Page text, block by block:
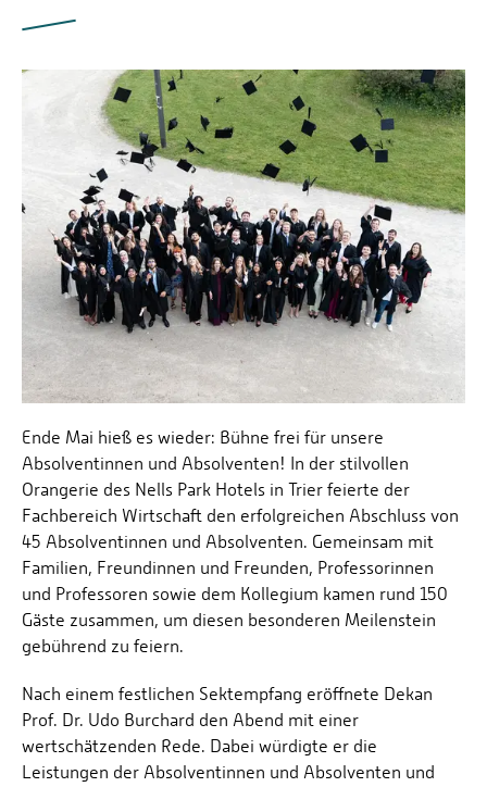
Ende Mai hieß es wieder: Bühne frei für unsere
Absolventinnen und Absolventen! In der stilvollen
Orangerie des Nells Park Hotels in Trier feierte der
Fachbereich Wirtschaft den erfolgreichen Abschluss von
45 Absolventinnen und Absolventen. Gemeinsam mit
Familien, Freundinnen und Freunden, Professorinnen
und Professoren sowie dem Kollegium kamen rund 150
Gäste zusammen, um diesen besonderen Meilenstein
gebührend zu feiern.
Nach einem festlichen Sektempfang eröffnete Dekan
Prof. Dr. Udo Burchard den Abend mit einer
wertschätzenden Rede. Dabei würdigte er die
Leistungen der Absolventinnen und Absolventen und